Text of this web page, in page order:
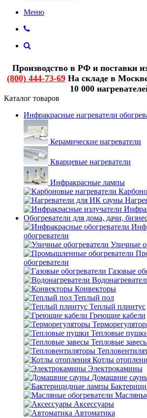
Меню
Производство в РФ и поставки
(800) 444-73-69На складе в
10 000
Каталог товаров
Инфракрасные нагреватели
Керамические нагреватели
Кварцевые нагреватели
Инфракрасные лампы
Обогреватели для дома, дачи,
обогреватели
Уличные
обогреватели
Газовые
Конвекторы
Теплый пол
Теплый плинтус
Греющие кабели
Тепловые
Тепловые
Котлы
Электрокамины
Домашние
Аксессуары
Автоматика